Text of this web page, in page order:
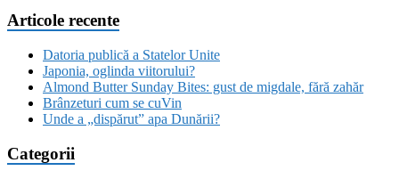
Articole recente
Datoria publică a Statelor Unite
Japonia, oglinda viitorului?
Almond Butter Sunday Bites: gust de migdale, fără zahăr
Brânzeturi cum se cuVin
Unde a „dispărut” apa Dunării?
Categorii